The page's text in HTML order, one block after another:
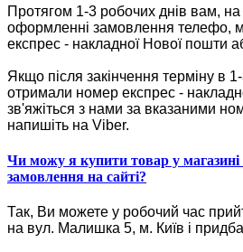
Протягом 1-3 робочих днів вам,
оформленні замовлення телефо,
експрес - накладної Нової пошти
Якщо після закінчення терміну в
отримали номер експрес -
зв'яжіться з нами за вказаними
напишіть на Viber.
Чи можу я купити товар у
замовлення на сайті?
Так, Ви можете у робочий час
на вул. Малишка 5, м. Київ і